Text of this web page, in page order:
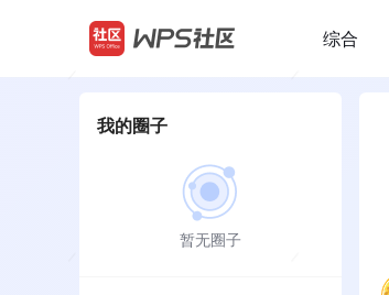
/
综合
我的圈子
暂无圈子